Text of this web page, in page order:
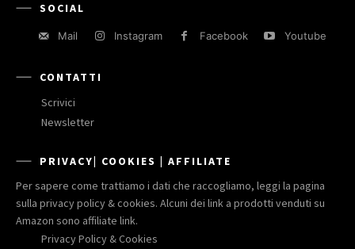
SOCIAL
Mail Instagram Facebook Youtube
CONTATTI
Scrivici
Newsletter
PRIVACY| COOKIES | AFFILIATE
Per sapere come trattiamo i dati che raccogliamo, leggi la pagina
sulla privacy policy & cookies. Alcuni dei link a prodotti venduti su
Amazon sono affiliate link.
Privacy Policy & Cookies